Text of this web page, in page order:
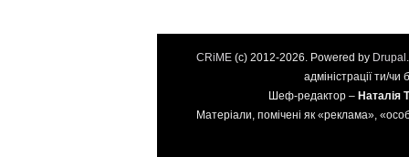
CRiME (c) 2012-2026. Powered by Drupal
адміністрації ти/
Шеф-редактор – Наталія
Матеріали, помічені як «реклама»,